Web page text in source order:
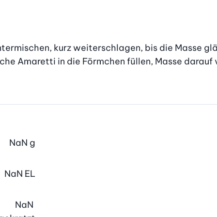
kurz weiterschlagen, bis die Masse
Amaretti in die Förmchen füllen, Masse
NaN g
NaN EL
NaN